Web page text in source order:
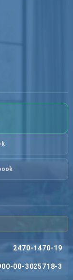
2470-1470-19
00-3025718-3